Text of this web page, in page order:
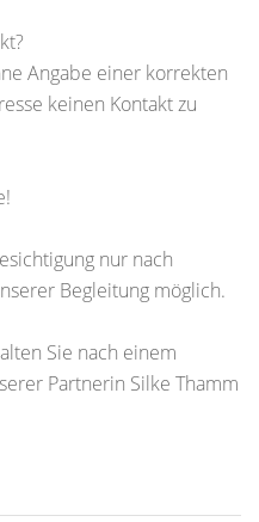
Angabe einer korrekten
keinen Kontakt zu
nur nach
Begleitung möglich.
Sie nach einem
Partnerin Silke Thamm